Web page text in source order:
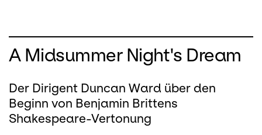
A Midsummer Night's Dream
Der Dirigent Duncan Ward über den
Beginn von Benjamin Brittens
Shakespeare-Vertonung